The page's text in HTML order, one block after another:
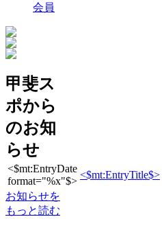
会員
甲斐ス
ポから
のお知
らせ
<$mt:EntryDate
format="%x"$>
<$mt:EntryTitle$>
お知らせを
もっと読む